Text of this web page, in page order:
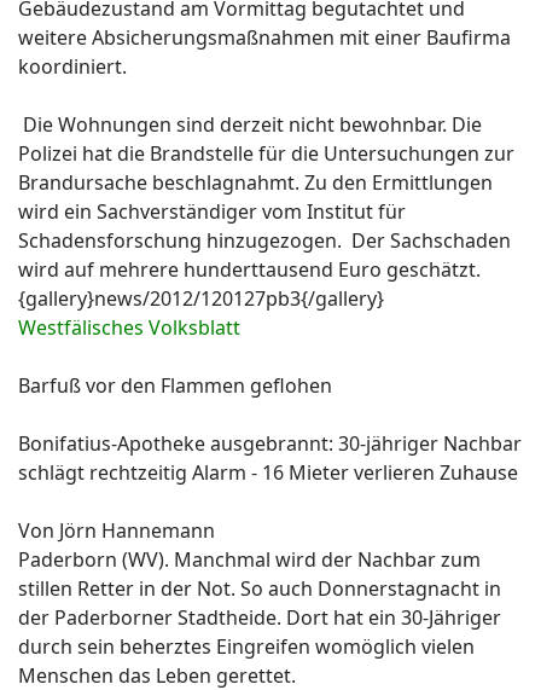
Gebäudezustand am Vormittag begutachtet und
weitere Absicherungsmaßnahmen mit einer Baufirma
koordiniert.
Die Wohnungen sind derzeit nicht bewohnbar. Die
Polizei hat die Brandstelle für die Untersuchungen zur
Brandursache beschlagnahmt. Zu den Ermittlungen
wird ein Sachverständiger vom Institut für
Schadensforschung hinzugezogen. Der Sachschaden
wird auf mehrere hunderttausend Euro geschätzt.
{gallery}news/2012/120127pb3{/gallery}
Westfälisches Volksblatt
Barfuß vor den Flammen geflohen
Bonifatius-Apotheke ausgebrannt: 30-jähriger Nachbar
schlägt rechtzeitig Alarm - 16 Mieter verlieren Zuhause
Von Jörn Hannemann
Paderborn (WV). Manchmal wird der Nachbar zum
stillen Retter in der Not. So auch Donnerstagnacht in
der Paderborner Stadtheide. Dort hat ein 30-Jähriger
durch sein beherztes Eingreifen womöglich vielen
Menschen das Leben gerettet.